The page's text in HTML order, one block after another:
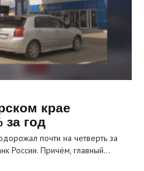
крае
за год
почти на четверть за
России. Причём, главный…